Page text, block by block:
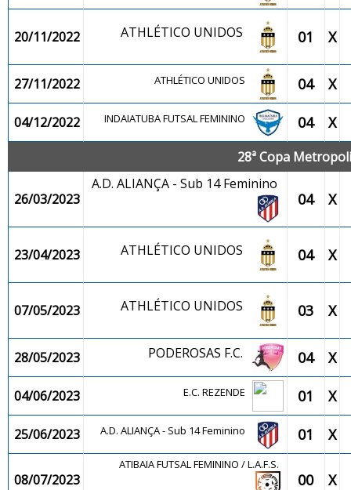
20/11/2022 ATHLÉTICO UNIDOS 01 X
27/11/2022 ATHLÉTICO UNIDOS 04 X
04/12/2022 INDAIATUBA FUTSAL FEMININO 04 X
28ª Copa
26/03/2023
A.D. ALIANÇA - Sub 14 Feminino
04 X
23/04/2023 ATHLÉTICO UNIDOS 04 X
07/05/2023 ATHLÉTICO UNIDOS 03 X
28/05/2023 PODEROSAS F.C. 04 X
04/06/2023 E.C. REZENDE 01 X
25/06/2023 A.D. ALIANÇA - Sub 14 Feminino 01 X
08/07/2023
ATIBAIA FUTSAL FEMININO / L.A.F.S.
00 X